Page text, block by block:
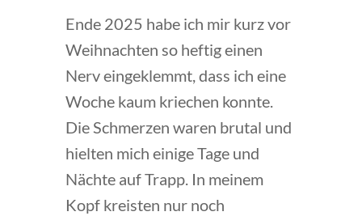
Ende 2025 habe ich mir kurz vor
Weihnachten so heftig einen
Nerv eingeklemmt, dass ich eine
Woche kaum kriechen konnte.
Die Schmerzen waren brutal und
hielten mich einige Tage und
Nächte auf Trapp. In meinem
Kopf kreisten nur noch